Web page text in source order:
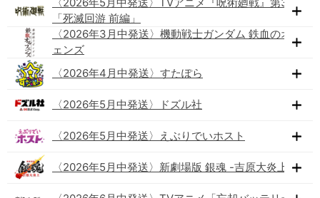
「死滅回游 前編」
〈2026年3月中発送〉機動戦士ガンダム 鉄血のオルフ
ェンズ
〈2026年4月中発送〉すたぽら
〈2026年5月中発送〉ドズル社
〈2026年5月中発送〉えぶりでいホスト
〈2026年5月中発送〉新劇場版 銀魂 -吉原大炎上-